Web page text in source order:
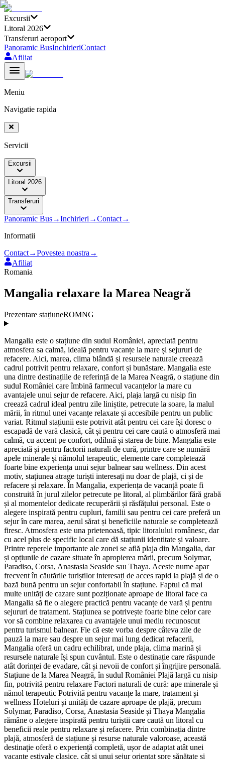
Excursii
Litoral 2026
Transferuri aeroport
Panoramic BusInchirieriContact
Afiliat
Meniu
Navigatie rapida
Servicii
Excursii
Litoral 2026
Transferuri
Panoramic Bus→Inchirieri →Contact→
Informatii
Contact→Povestea noastra →
Afiliat
Romania
Mangalia relaxare la Marea Neagră
Prezentare stațiuneROMNG
Mangalia este o stațiune din sudul României, apreciată pentru
atmosfera sa calmă, ideală pentru vacanțe la mare și sejururi de
refacere. Aici, marea, clima blândă și resursele naturale creează
cadrul potrivit pentru relaxare, confort și bunăstare. Mangalia este
una dintre destinațiile de referință de la Marea Neagră, o stațiune din
sudul României care îmbină farmecul vacanțelor la mare cu
avantajele unui sejur de refacere. Aici, plaja largă cu nisip fin
creează cadrul ideal pentru zile liniștite, petrecute la soare, la malul
mării, în ritmul unei vacanțe relaxate și accesibile pentru un public
variat. Ritmul stațiunii este potrivit atât pentru cei care își doresc o
escapadă de vară clasică, cât și pentru cei care caută o atmosferă mai
calmă, cu accent pe confort, odihnă și starea de bine. Mangalia este
apreciată și pentru factorii naturali de cură, printre care se numără
apele minerale și nămolul terapeutic, elemente care completează
foarte bine experiența unui sejur balnear sau wellness. Din acest
motiv, stațiunea atrage turiști interesați nu doar de plajă, ci și de
refacere și relaxare. În Mangalia, experiența de vacanță poate fi
construită în jurul zilelor petrecute pe litoral, al plimbărilor fără grabă
și al momentelor dedicate recuperării și răsfățului personal. Este o
alegere inspirată pentru cupluri, familii sau pentru cei care preferă un
sejur în care marea, aerul sărat și beneficiile naturale se completează
firesc. Atmosfera este una prietenoasă, tipic litoralului românesc, dar
cu acel plus de specific local care dă stațiunii identitate și valoare.
Printre reperele importante ale zonei se află plaja din Mangalia, dar
și opțiunile de cazare situate în apropierea mării, precum Solymar,
Paradiso, Corsa, Anastasia Seaside sau Thaya. Aceste nume apar
frecvent în căutările turiștilor interesați de acces rapid la plajă și de o
bază bună pentru un sejur confortabil în stațiune. Faptul că mai
multe unități de cazare sunt poziționate aproape de litoral face ca
Mangalia să fie o alegere practică pentru vacanțe de vară și pentru
sejururi de tratament. Stațiunea se potrivește foarte bine celor care
vor să combine relaxarea cu avantajele unui mediu recunoscut
pentru turismul balnear. Fie că este vorba despre câteva zile de
pauză la mare sau despre un sejur mai lung dedicat refacerii,
Mangalia oferă un cadru echilibrat, unde plaja, clima marină și
resursele naturale își spun cuvântul. Este o destinație care răspunde
atât dorinței de evadare, cât și nevoii de confort și îngrijire personală.
Stațiune de la Marea Neagră, în sudul României Plajă largă cu nisip
fin, potrivită pentru relaxare Factori naturali de cură: ape minerale și
nămol terapeutic Potrivită pentru vacanțe la mare, tratament și
wellness Hoteluri și unități de cazare aproape de plajă, precum
Solymar, Paradiso, Corsa, Anastasia Seaside și Thaya Mangalia
rămâne o alegere inspirată pentru turiștii care caută un litoral cu
beneficii reale pentru relaxare și refacere. Prin combinația dintre
plajă, atmosferă de stațiune și resurse naturale valoroase, această
destinație oferă o experiență completă, ușor de adaptat atât unei
vacanțe estivale clasice, cât și unui sejur orientat spre sănătate și